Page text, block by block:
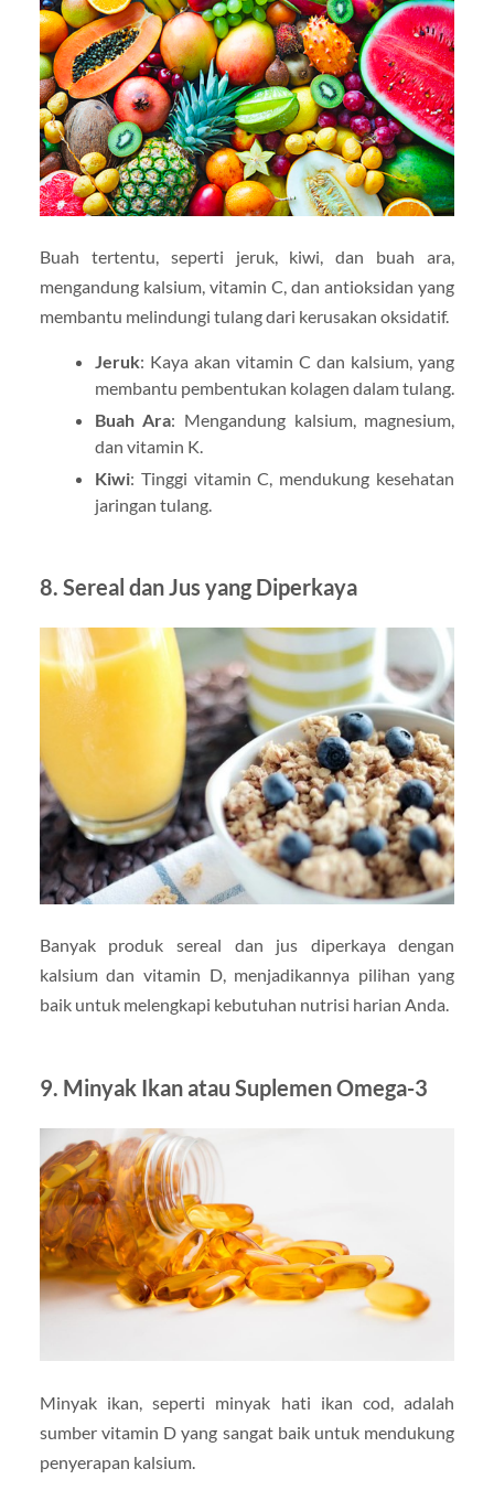
Buah tertentu, seperti jeruk, kiwi, dan buah ara,
mengandung kalsium, vitamin C, dan antioksidan yang
membantu melindungi tulang dari kerusakan oksidatif.
Jeruk: Kaya akan vitamin C dan kalsium, yang
membantu pembentukan kolagen dalam tulang.
Buah Ara: Mengandung kalsium, magnesium,
dan vitamin K.
Kiwi: Tinggi vitamin C, mendukung kesehatan
jaringan tulang.
8. Sereal dan Jus yang Diperkaya
Banyak produk sereal dan jus diperkaya dengan
kalsium dan vitamin D, menjadikannya pilihan yang
baik untuk melengkapi kebutuhan nutrisi harian Anda.
9. Minyak Ikan atau Suplemen Omega-3
Minyak ikan, seperti minyak hati ikan cod, adalah
sumber vitamin D yang sangat baik untuk mendukung
penyerapan kalsium.